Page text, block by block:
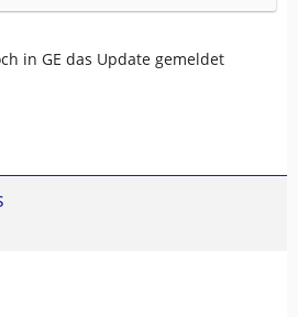
in GE das Update gemeldet